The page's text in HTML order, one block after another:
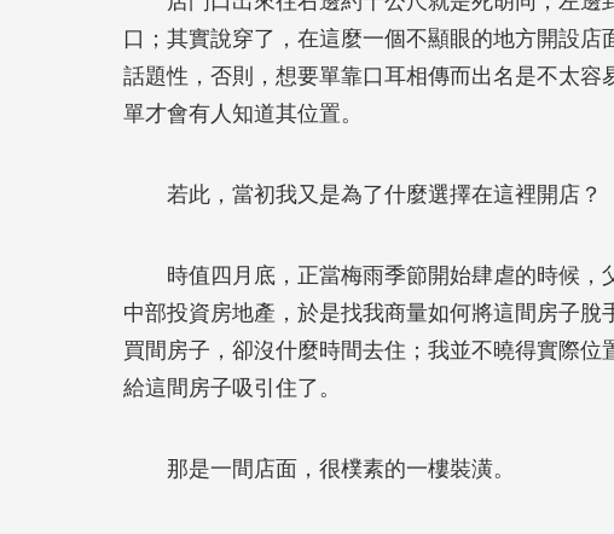
口；其實說穿了，在這麼一個不顯眼的地方開設
話題性，否則，想要單靠口耳相傳而出名是不太
單才會有人知道其位置。
若此，當初我又是為了什麼選擇在這裡開店？
時值四月底，正當梅雨季節開始肆虐的時候，
中部投資房地產，於是找我商量如何將這間房子
買間房子，卻沒什麼時間去住；我並不曉得實際
給這間房子吸引住了。
那是一間店面，很樸素的一樓裝潢。